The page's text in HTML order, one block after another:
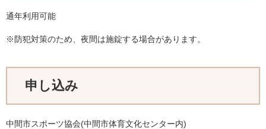
通年利用可能
※防犯対策のため、夜間は施錠する場合があります。
申し込み
中間市スポーツ協会(中間市体育文化センター内)